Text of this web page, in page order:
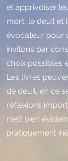
et apprivoiser
mort, le deuil et
évocateur pour
invitons par
choix possibles
Les livres
de deuil, en ce
réflexions
n’est bien
pratiquement